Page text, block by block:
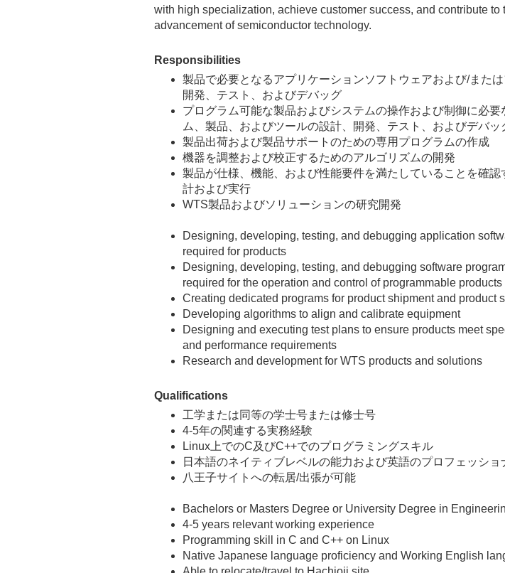
with high specialization, achieve customer success, and contribute to
advancement of semiconductor technology.
Responsibilities
製品で必要となるアプリケーションソフトウェアおよび/または
開発、テスト、およびデバッグ
プログラム可能な製品およびシステムの操作および制御に必要
ム、製品、およびツールの設計、開発、テスト、およびデバッ
製品出荷および製品サポートのための専用プログラムの作成
機器を調整および校正するためのアルゴリズムの開発
製品が仕様、機能、および性能要件を満たしていることを確
計および実行
WTS製品およびソリューションの研究開発
Designing, developing, testing, and debugging application
required for products
Designing, developing, testing, and debugging software
required for the operation and control of programmable
Creating dedicated programs for product shipment and product
Developing algorithms to align and calibrate equipment
Designing and executing test plans to ensure products meet
and performance requirements
Research and development for WTS products and solutions
Qualifications
工学または同等の学士号または修士号
4-5年の関連する実務経験
Linux 上でのC及びC++でのプログラミングスキル
日本語のネイティブレベルの能力および英語のプロフェッショ
八王子サイトへの転居/出張が可能
Bachelors or Masters Degree or University Degree in
4-5 years relevant working experience
Programming skill in C and C++ on Linux
Native Japanese language proficiency and Working English